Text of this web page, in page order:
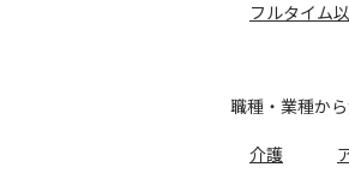
フルタイム
職種・業種か
介護